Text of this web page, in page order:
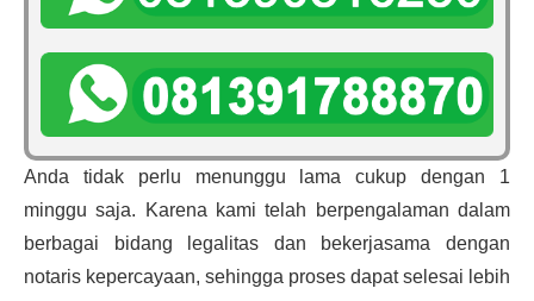
Anda tidak perlu menunggu lama cukup dengan 1
minggu saja. Karena kami telah berpengalaman dalam
berbagai bidang legalitas dan bekerjasama dengan
notaris kepercayaan, sehingga proses dapat selesai lebih